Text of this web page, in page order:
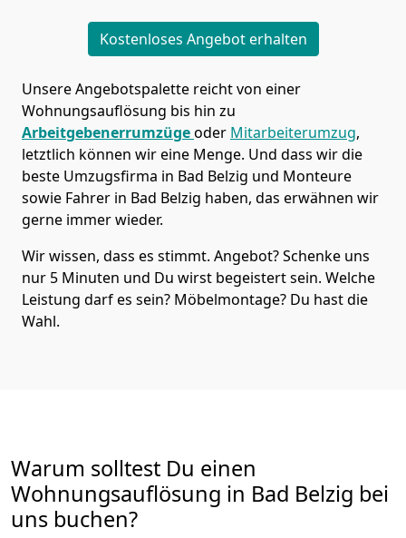
Kostenloses Angebot erhalten
Unsere Angebotspalette reicht von einer
Wohnungsauflösung bis hin zu
Arbeitgebenerrumzügeoder Mitarbeiterumzug,
letztlich können wir eine Menge. Und dass wir die
beste Umzugsfirma in Bad Belzig und Monteure
sowie Fahrer in Bad Belzig haben, das erwähnen wir
gerne immer wieder.
Wir wissen, dass es stimmt. Angebot? Schenke uns
nur 5 Minuten und Du wirst begeistert sein. Welche
Leistung darf es sein? Möbelmontage? Du hast die
Wahl.
Warum solltest Du einen
Wohnungsauflösung in Bad Belzig bei
uns buchen?